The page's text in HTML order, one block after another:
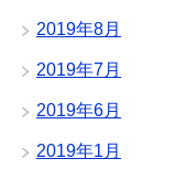
2019年8月
2019年7月
2019年6月
2019年1月